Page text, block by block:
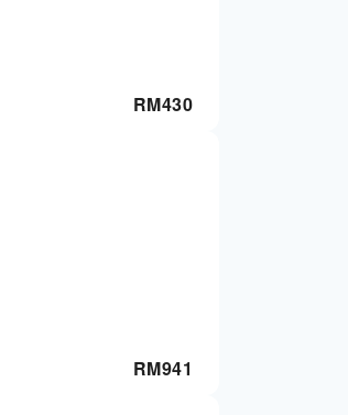
RM430
RM941